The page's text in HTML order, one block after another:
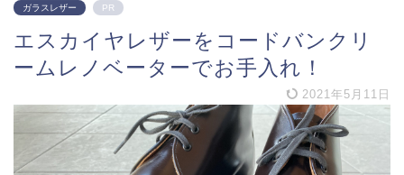
ガラスレザー PR
エスカイヤレザーをコードバンクリ
ームレノベーターでお手入れ！
2021年5月11日